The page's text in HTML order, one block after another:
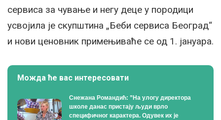
сервиса за чување и негу деце у породици
усвојила је скупштина „Беби сервиса Београд“
и нови ценовник примењиваће се од 1. јануара.
Можда ће вас интересовати
Снежана Романдић: ”На улогу директора
школе данас пристају људи врло
специфичног карактера. Одувек их је